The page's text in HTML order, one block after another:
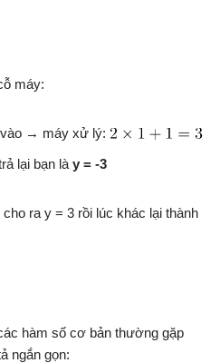
máy:
→ máy xử lý:
lại bạn là y = -3
ra y = 3 rồi lúc khác lại thành
hàm số cơ bản thường gặp
ngắn gọn: